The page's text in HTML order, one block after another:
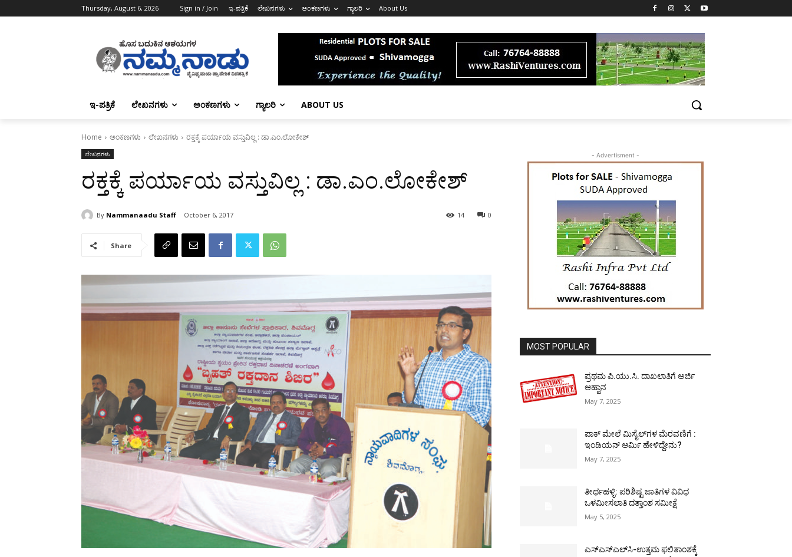
Thursday, August 6, 2026 Sign in / Join ಇ-ಪತ್ರಿಕೆ ಲೇಖನಗಳು ಅಂಕಣಗಳು ಗ್ಯಾಲರಿ About Us
ಇ-ಪತ್ರಿಕೆ ಲೇಖನಗಳು ಅಂಕಣಗಳು ಗ್ಯಾಲರಿ ABOUT US
Home ಅಂಕಣಗಳು ಲೇಖನಗಳು ರಕ್ತಕ್ಕೆ ಪರ್ಯಾಯ ವಸ್ತುವಿಲ್ಲ : ಡಾ.ಎಂ.ಲೋಕೇಶ್
ಲೇಖನಗಳು
ರಕ್ತಕ್ಕೆ ಪರ್ಯಾಯ ವಸ್ತುವಿಲ್ಲ : ಡಾ.ಎಂ.ಲೋಕೇಶ್
By Nammanaadu Staff October 6, 2017 0
14
Share
- Advertisment -
MOST POPULAR
ಪ್ರಥಮ ಪಿ.ಯು.ಸಿ. ದಾಖಲಾತಿಗೆ ಅರ್ಜಿ
ಆಹ್ವಾನ
May 7, 2025
ಪಾಕ್​ ಮೇಲೆ ಮಿಸೈಲ್​ಗಳ ಮೆರವಣಿಗೆ :
ಇಂಡಿಯನ್ ಆರ್ಮಿ ಹೇಳಿದ್ದೇನು?
May 7, 2025
ತೀರ್ಥಹಳ್ಳಿ: ಪರಿಶಿಷ್ಟ ಜಾತಿಗಳ ವಿವಿಧ
ಒಳಮೀಸಲಾತಿ ದತ್ತಾಂಶ ಸಮೀಕ್ಷೆ
May 5, 2025
ಎಸ್‌ಎಸ್‌ಎಲ್‌ಸಿ-ಉತ್ತಮ ಫಲಿತಾಂಶಕ್ಕೆ